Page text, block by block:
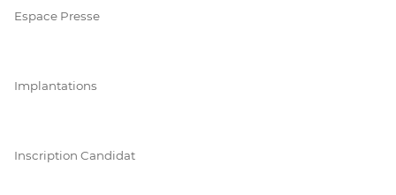
Espace Presse
Implantations
Inscription Candidat